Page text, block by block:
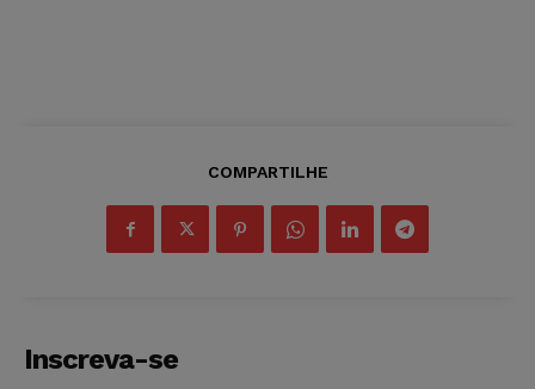
COMPARTILHE
Inscreva-se